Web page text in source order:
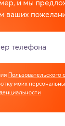
и мы
ваших
телефона
Пользовательского
моих